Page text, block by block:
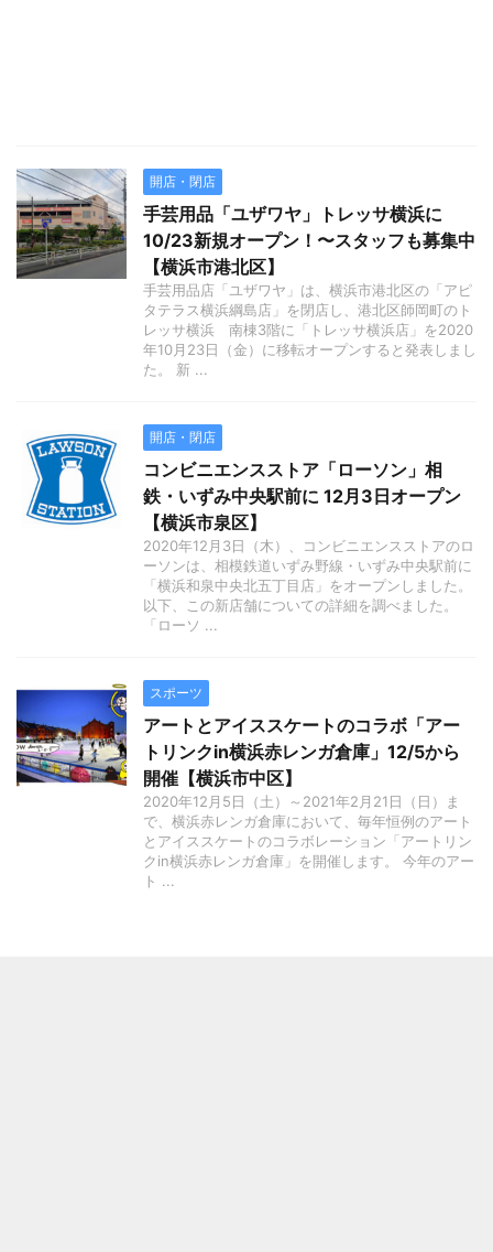
開店・閉店
手芸用品「ユザワヤ」トレッサ横浜に
10/23新規オープン！〜スタッフも募集中
【横浜市港北区】
手芸用品店「ユザワヤ」は、横浜市港北区の「アピ
タテラス横浜綱島店」を閉店し、港北区師岡町のト
レッサ横浜 南棟3階に「トレッサ横浜店」を2020
年10月23日（金）に移転オープンすると発表しまし
た。 新 ...
開店・閉店
コンビニエンスストア「ローソン」相
鉄・いずみ中央駅前に 12月3日オープン
【横浜市泉区】
2020年12月3日（木）、コンビニエンスストアのロ
ーソンは、相模鉄道いずみ野線・いずみ中央駅前に
「横浜和泉中央北五丁目店」をオープンしました。
以下、この新店舗についての詳細を調べました。
「ローソ ...
スポーツ
アートとアイススケートのコラボ「アー
トリンクin横浜赤レンガ倉庫」12/5から
開催【横浜市中区】
2020年12月5日（土）～2021年2月21日（日）ま
で、横浜赤レンガ倉庫において、毎年恒例のアート
とアイススケートのコラボレーション「アートリン
クin横浜赤レンガ倉庫」を開催します。 今年のアー
ト ...